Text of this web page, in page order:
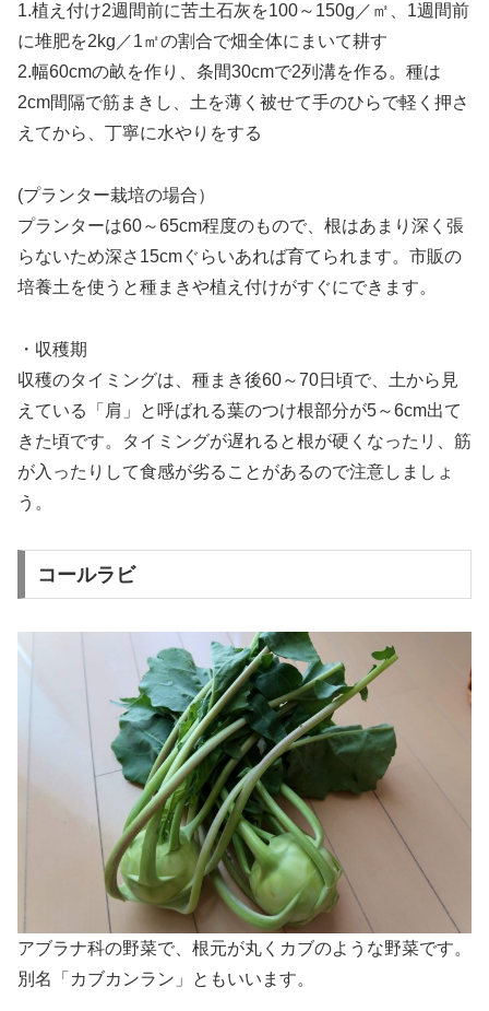
1.植え付け2週間前に苦土石灰を100～150g／㎡、1週間前
に堆肥を2kg／1㎡の割合で畑全体にまいて耕す
2.幅60cmの畝を作り、条間30cmで2列溝を作る。種は
2cm間隔で筋まきし、土を薄く被せて手のひらで軽く押さ
えてから、丁寧に水やりをする
(プランター栽培の場合）
プランターは60～65cm程度のもので、根はあまり深く張
らないため深さ15cmぐらいあれば育てられます。市販の
培養土を使うと種まきや植え付けがすぐにできます。
・収穫期
収穫のタイミングは、種まき後60～70日頃で、土から見
えている「肩」と呼ばれる葉のつけ根部分が5～6cm出て
きた頃です。タイミングが遅れると根が硬くなったリ、筋
が入ったりして食感が劣ることがあるので注意しましょ
う。
コールラビ
アブラナ科の野菜で、根元が丸くカブのような野菜です。
別名「カブカンラン」ともいいます。